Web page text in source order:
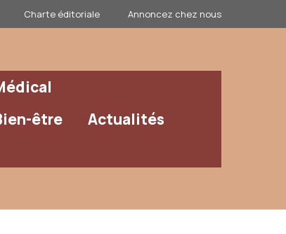
Charte éditoriale Annoncez chez nous
être
Actualités